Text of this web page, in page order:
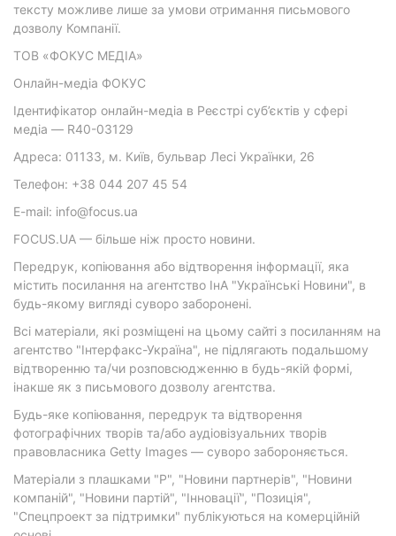
тексту можливе лише за умови отримання письмового
дозволу Компанії.
ТОВ «ФОКУС МЕДІА»
Онлайн-медіа ФОКУС
Ідентифікатор онлайн-медіа в Реєстрі суб’єктів у сфері
медіа — R40-03129
Адреса: 01133, м. Київ, бульвар Лесі Українки, 26
Телефон: +38 044 207 45 54
E-mail: info@focus.ua
FOCUS.UA — більше ніж просто новини.
Передрук, копіювання або відтворення інформації, яка
містить посилання на агентство ІнА "Українські Новини", в
будь-якому вигляді суворо заборонені.
Всі матеріали, які розміщені на цьому сайті з посиланням на
агентство "Інтерфакс-Україна", не підлягають подальшому
відтворенню та/чи розповсюдженню в будь-якій формі,
інакше як з письмового дозволу агентства.
Будь-яке копіювання, передрук та відтворення
фотографічних творів та/або аудіовізуальних творів
правовласника Getty Images — суворо забороняється.
Матеріали з плашками "Р", "Новини партнерів", "Новини
компаній", "Новини партій", "Інновації", "Позиція",
"Спецпроект за підтримки" публікуються на комерційній